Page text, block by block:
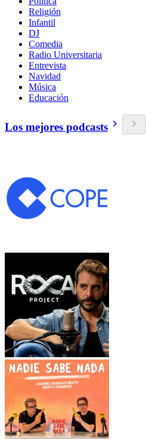
Religión
Infantil
DJ
Comedia
Radio Universitaria
Entrevista
Navidad
Música
Educación
Los mejores podcasts